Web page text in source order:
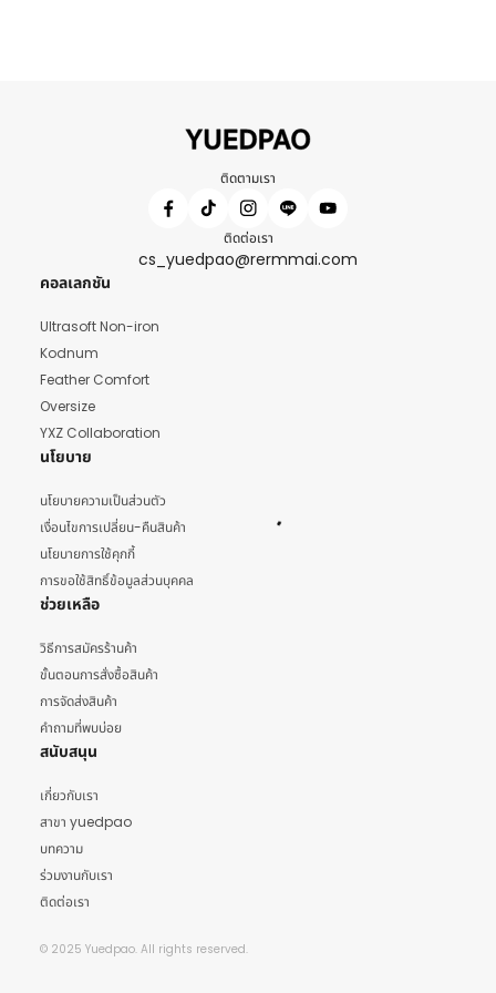
ติดตามเรา
ติดต่อเรา
cs_yuedpao@rermmai.com
คอลเลกชัน
Ultrasoft Non-iron
Kodnum
Feather Comfort
Oversize
YXZ Collaboration
นโยบาย
นโยบายความเป็นส่วนตัว
เงื่อนไขการเปลี่ยน-คืนสินค้า
นโยบายการใช้คุกกี้
การขอใช้สิทธิ์ข้อมูลส่วนบุคคล
ช่วยเหลือ
วิธีการสมัครร้านค้า
ขั้นตอนการสั่งซื้อสินค้า
การจัดส่งสินค้า
คำถามที่พบบ่อย
สนับสนุน
เกี่ยวกับเรา
สาขา yuedpao
บทความ
ร่วมงานกับเรา
ติดต่อเรา
© 2025 Yuedpao. All rights reserved.